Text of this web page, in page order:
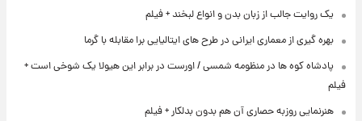
یک روایت جالب از زبان بدن و انواع لبخند + فیلم
بهره گیری از معماری ایرانی در طرح های ایتالیایی برا مقابله با گرما
پادشاه کوه ها در منظومه شمسی / اورست در برابر این هیولا یک شوخی است +
فیلم
هنرنمایی روزبه حصاری آن هم بدون بدلکار + فیلم